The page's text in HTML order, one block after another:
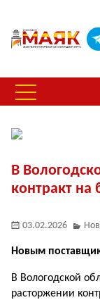
В
контракт на
03.02.2026
Новым
В Вологодской
расторжении